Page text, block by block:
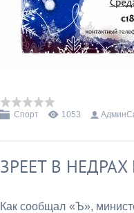
Спорт 1053
ЗРЕЕТ В
Как сообщал «Ъ»,